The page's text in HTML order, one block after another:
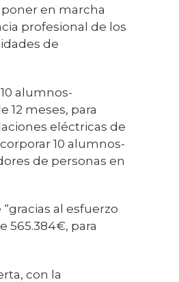
en marcha
profesional de los
de
alumnos-
12 meses, para
eléctricas de
10 alumnos-
de personas en
al esfuerzo
565.384€, para
con la